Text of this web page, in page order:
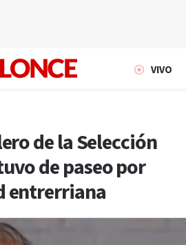
VIVO
de la Selección
de paseo por
entrerriana